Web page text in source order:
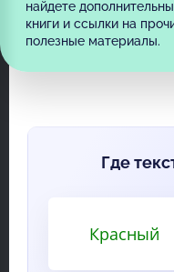
найдете
книги и ссылки на
полезные материалы.
Где
Красный